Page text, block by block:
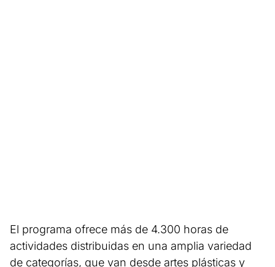
El programa ofrece más de 4.300 horas de
actividades distribuidas en una amplia variedad
de categorías, que van desde artes plásticas y